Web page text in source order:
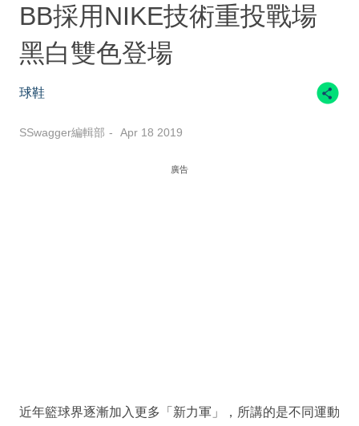
BB採用NIKE技術重投戰場
黑白雙色登場
球鞋
SSwagger編輯部 Apr 18 2019
廣告
近年籃球界逐漸加入更多「新力軍」，所講的是不同運動